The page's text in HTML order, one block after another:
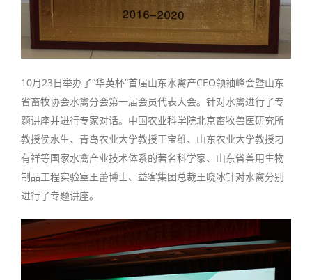
10月23日举办了“华英杯”首届山东水禽产CEO领袖峰会暨山东
省畜牧协会水禽分会第一届会员代表大会。针对水禽进行了专
题讲座并进行专家对话。中国农业科学院北京畜牧兽医研究所
教授侯水生、青岛农业大学教授王宝维、山东农业大学教授刁
有祥等国家水禽产业技术体系的著名科学家、山东省兽用生物
制品工程实验室王蕾博士、益客集团总裁王晓冰针对水禽分别
进行了专题讲座。